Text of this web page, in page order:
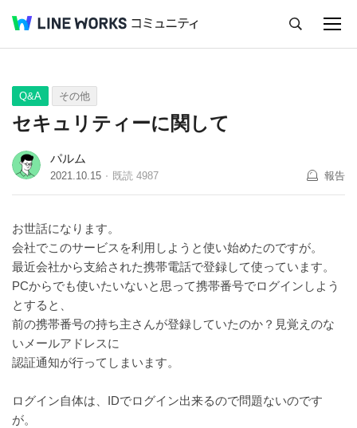
Q&A Tips Ideas
Q&A その他
セキュリティーに関して
パルム
2021.10.15 既読 4987 報告
お世話になります。
会社でこのサービスを利用しようと使い始めたのですが。
最近会社から支給された携帯電話で登録して使っています。
PCからでも使いたいないと思って携帯番号でログインしよう
とすると、
前の携帯番号の持ち主さんが登録していたのか？見覚えのな
いメールアドレスに
認証通知が行ってしまいます。
ログイン自体は、IDでログイン出来るので問題ないのです
が。